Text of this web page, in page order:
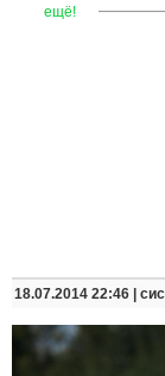
ещё! ———
18.07.2014 22:46 |